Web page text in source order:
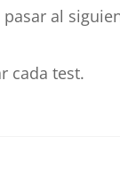
al
cada test.